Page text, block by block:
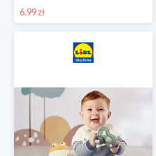
6.99 zł